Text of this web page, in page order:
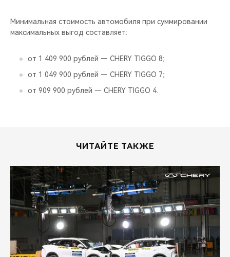
Минимальная стоимость автомобиля при суммировании
максимальных выгод составляет:
от 1 409 900 рублей — CHERY TIGGO 8;
от 1 049 900 рублей — CHERY TIGGO 7;
от 909 900 рублей — CHERY TIGGO 4.
ЧИТАЙТЕ ТАКЖЕ